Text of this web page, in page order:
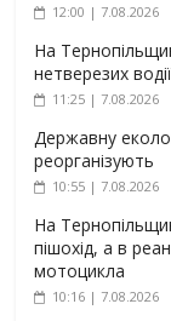
12:00 | 7.08.2026
На
нетверезих
11:25 | 7.08.2026
Державну
реорганізують
10:55 | 7.08.2026
На
пішохід, а в
мотоцикла
10:16 | 7.08.2026